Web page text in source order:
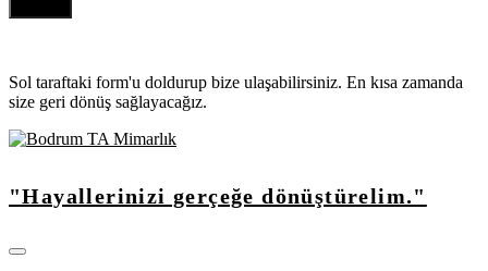
Sol taraftaki form'u doldurup bize ulaşabilirsiniz. En kısa zamanda
size geri dönüş sağlayacağız.
"Hayallerinizi gerçeğe dönüştürelim."